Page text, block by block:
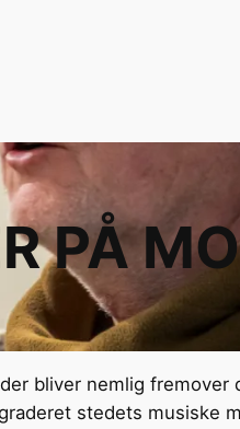
PÅ
bliver nemlig fremover
stedets musiske